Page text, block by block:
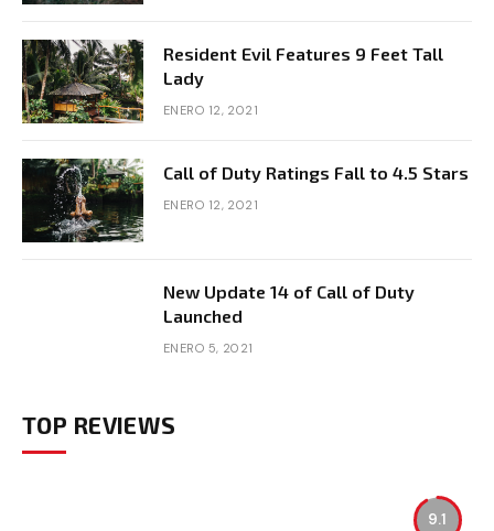
Resident Evil Features 9 Feet Tall
Lady
ENERO 12, 2021
Call of Duty Ratings Fall to 4.5 Stars
ENERO 12, 2021
New Update 14 of Call of Duty
Launched
ENERO 5, 2021
TOP REVIEWS
9.1